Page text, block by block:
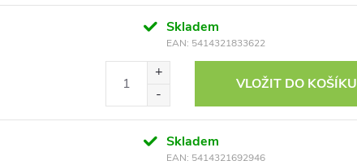
Skladem
EAN: 5414321833622
VLOŽIT DO KOŠÍKU
Skladem
EAN: 5414321692946